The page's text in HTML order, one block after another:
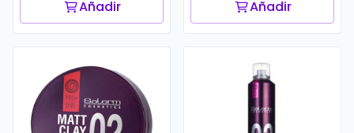
Añadir Añadir